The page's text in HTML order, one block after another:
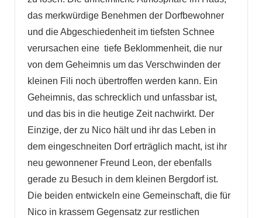
das merkwürdige Benehmen der Dorfbewohner
und die Abgeschiedenheit im tiefsten Schnee
verursachen eine tiefe Beklommenheit, die nur
von dem Geheimnis um das Verschwinden der
kleinen Fili noch übertroffen werden kann. Ein
Geheimnis, das schrecklich und unfassbar ist,
und das bis in die heutige Zeit nachwirkt. Der
Einzige, der zu Nico hält und ihr das Leben in
dem eingeschneiten Dorf erträglich macht, ist ihr
neu gewonnener Freund Leon, der ebenfalls
gerade zu Besuch in dem kleinen Bergdorf ist.
Die beiden entwickeln eine Gemeinschaft, die für
Nico in krassem Gegensatz zur restlichen